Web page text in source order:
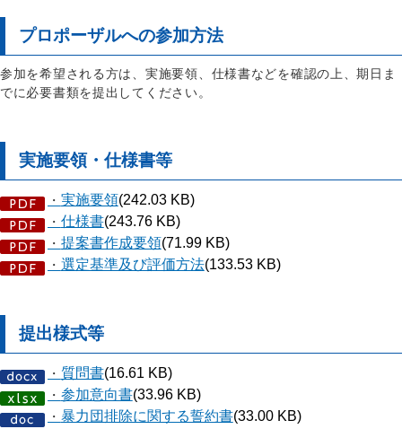
プロポーザルへの参加方法
参加を希望される方は、実施要領、仕様書などを確認の上、期日ま
でに必要書類を提出してください。
実施要領・仕様書等
・ 実施要領(242.03 KB)
・ 仕様書(243.76 KB)
・ 提案書作成要領(71.99 KB)
・ 選定基準及び評価方法(133.53 KB)
提出様式等
・ 質問書(16.61 KB)
・ 参加意向書(33.96 KB)
・ 暴力団排除に関する誓約書(33.00 KB)